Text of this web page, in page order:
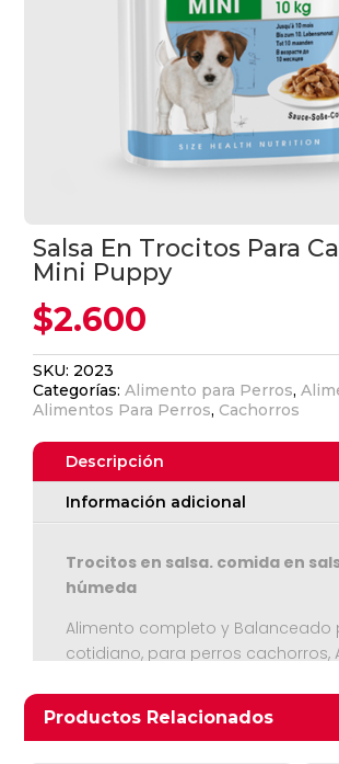
Ver Carrito
Seguir Comprando
Salsa En Trocitos Para
Mini Puppy
$2.600
SKU: 2023
Categorías:Alimento para Perros,
Alimentos Para Perros, Cachorros
Descripción
Información adicional
Trocitos en salsa. comida en
húmeda
Alimento completo y Balanceado
cotidiano, para perros cachorros,
cachorro gracias a un complejo de
antioxidantes que incluye la
Productos Relacionados
Productos relacionados